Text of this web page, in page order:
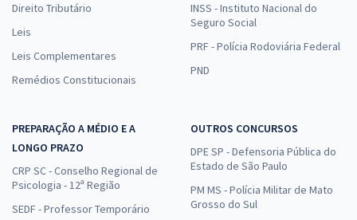
Direito Tributário
Leis
Leis Complementares
Remédios Constitucionais
INSS - Instituto Nacional do
Seguro Social
PRF - Polícia Rodoviária Federal
PND
PREPARAÇÃO A MÉDIO E A
LONGO PRAZO
CRP SC - Conselho Regional de
Psicologia - 12ª Região
SEDF - Professor Temporário
OUTROS CONCURSOS
DPE SP - Defensoria Pública do
Estado de São Paulo
PM MS - Polícia Militar de Mato
Grosso do Sul